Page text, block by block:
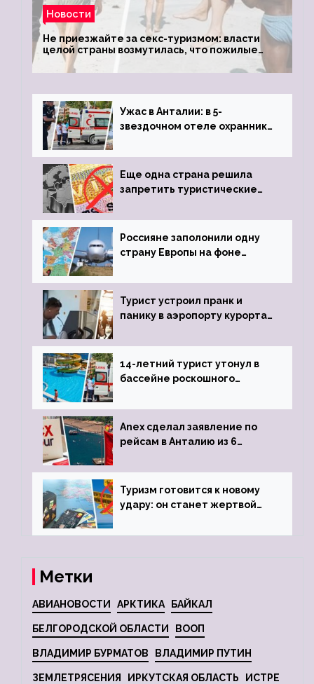
Новости
Не приезжайте за секс-туризмом: власти
целой страны возмутилась, что пожилые
туристки массово едут к ним, чтобы
обзавестись молодыми любовниками
Ужас в Анталии: в 5-
звездочном отеле охранник
пистолета
Еще одна страна решила
запретить туристические
Россияне заполонили одну
страну Европы на фоне
виз
Турист устроил пранк и
панику в аэропорту курорта,
задержке рейса
14-летний турист утонул в
бассейне роскошного
Anex сделал заявление по
рейсам в Анталию из 6
Туризм готовится к новому
удару: он станет жертвой
Метки
АВИАНОВОСТИ АРКТИКА БАЙКАЛ
БЕЛГОРОДСКОЙ ОБЛАСТИ ВООП
ВЛАДИМИР БУРМАТОВ ВЛАДИМИР ПУТИН
ЗЕМЛЕТРЯСЕНИЯ ИРКУТСКАЯ ОБЛАСТЬ ИСТРЕ